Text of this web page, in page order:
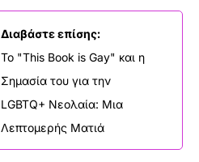
Διαβάστε επίσης:
Το "This Book is Gay" και η
Σημασία του για την
LGBTQ+ Νεολαία: Μια
Λεπτομερής Ματιά